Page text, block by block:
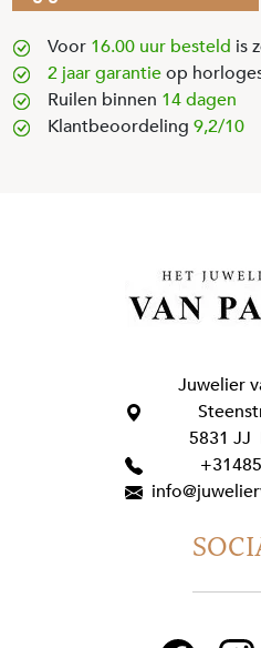
Voor 16.00 uur besteld is
2 jaar garantieop
Ruilen binnen 14 dagen
Klantbeoordeling 9,2/10
Juwelier
5831 JJ